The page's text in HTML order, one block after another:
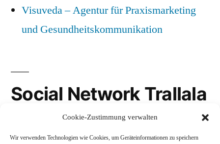
Cookie-Zustimmung verwalten
Wir verwenden Technologien wie Cookies, um Geräteinformationen zu speichern
Visuveda – Agentur für Praxismarketing
und Gesundheitskommunikation
Social Network Trallala